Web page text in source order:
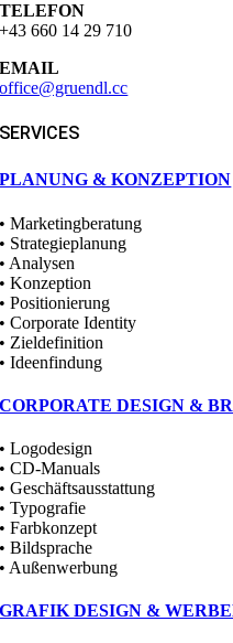
TELEFON
+43 660 14 29 710
EMAIL
office@gruendl.cc
SERVICES
PLANUNG & KONZEPTION
• Marketingberatung
• Strategieplanung
• Analysen
• Konzeption
• Positionierung
• Corporate Identity
• Zieldefinition
• Ideenfindung
CORPORATE DESIGN &
• Logodesign
• CD-Manuals
• Geschäftsausstattung
• Typografie
• Farbkonzept
• Bildsprache
• Außenwerbung
GRAFIK DESIGN &